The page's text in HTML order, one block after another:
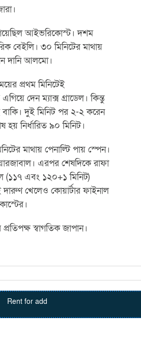
আইভরিকোস্ট। দশম
বেইলি। ৩০ মিনিটের মাথায়
দানি আলমো।
প্রথম মিনিটেই
দেন ম্যাক্স গ্রাডেল। কিন্তু
দুই মিনিট পর ২-২ করেন
হয় নির্ধারিত ৯০ মিনিট।
মাথায় পেনাল্টি পায় স্পেন।
এরপর শেষদিকে রাফা
এবং ১২০+১ মিনিট)
দারুণ খেলেও কোয়ার্টার ফাইনাল
স্বাগতিক জাপান।
Rent for add